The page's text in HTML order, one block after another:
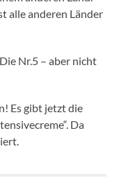
alle anderen Länder
Nr.5 – aber nicht
Es gibt jetzt die
Da